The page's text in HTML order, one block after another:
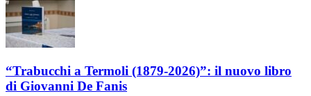
“Trabucchi a Termoli (1879-2026)”: il nuovo libro
di Giovanni De Fanis